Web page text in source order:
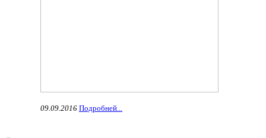
09.09.2016 Подробней...